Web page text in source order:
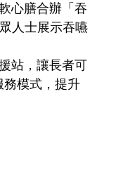
心膳合辦「吞
人士展示吞嚥
站，讓長者可
模式，提升